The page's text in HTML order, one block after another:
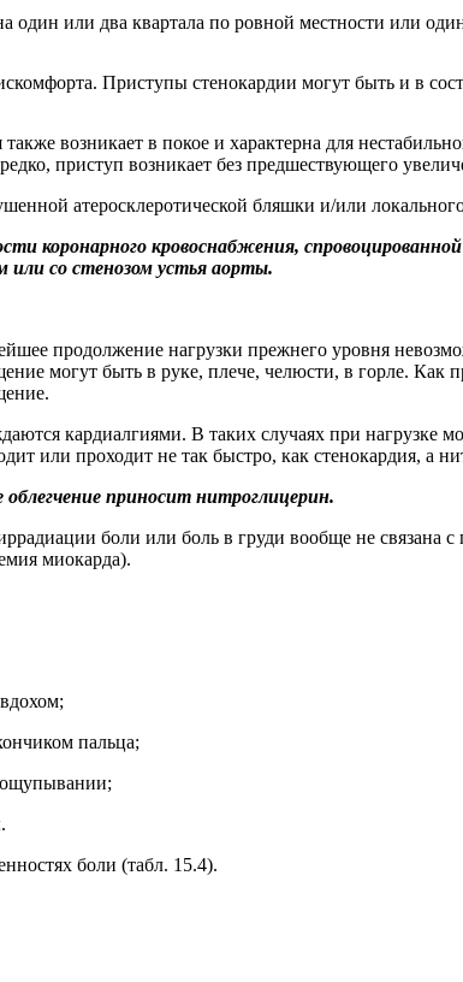
один или два квартала по ровной местности или
Приступы стенокардии могут быть и в
возникает в покое и характерна для
приступ возникает без предшествующего
атеросклеротической бляшки и/или
кровоснабжения, спровоцированной
или со стенозом устья аорты.
продолжение нагрузки прежнего уровня
могут быть в руке, плече, челюсти, в горле. Как
кардиалгиями. В таких случаях при нагрузке
или проходит не так быстро, как стенокардия,
приносит нитроглицерин.
боли или боль в груди вообще не связана
миокарда).
пальца;
ощупывании;
боли (табл. 15.4).